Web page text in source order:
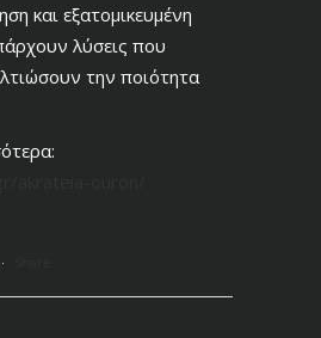
και εξατομικευμένη
λύσεις που
την ποιότητα
·